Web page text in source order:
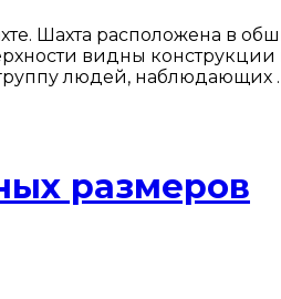
Шахта расположена в
видны
людей, наблюдающих
размеров